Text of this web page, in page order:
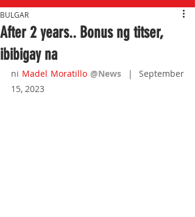
After 2 years.. Bonus ng titser,
ibibigay na
BULGAR
ni Madel Moratillo @News
|  September
15, 2023